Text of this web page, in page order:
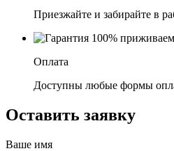
Приезжайте и забирайте в
Оплата
Доступны любые формы
Оставить заявку
Ваше имя